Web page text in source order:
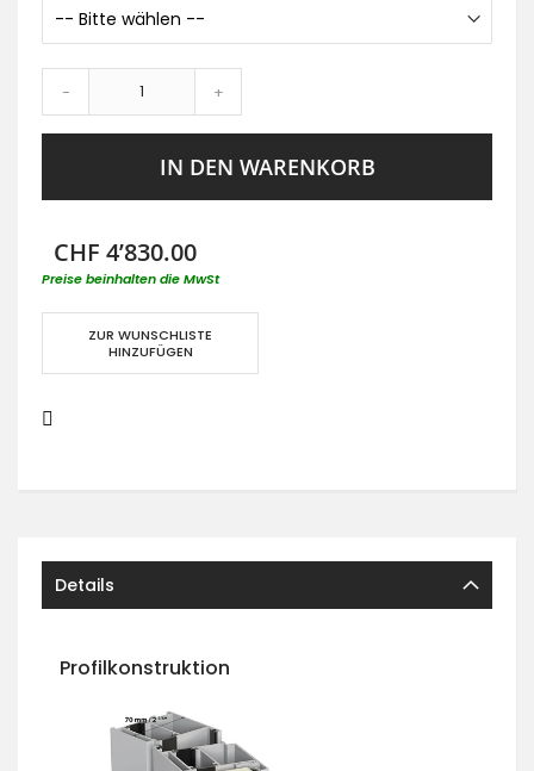
- +
IN DEN WARENKORB
CHF 4’830.00
Preise beinhalten die MwSt
ZUR WUNSCHLISTE
HINZUFÜGEN
Details